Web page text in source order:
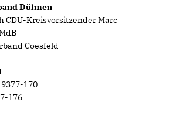
Dülmen
CDU-Kreisvorsitzender Marc
Coesfeld
170
176